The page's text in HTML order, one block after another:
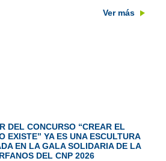
Ver más
DEL CONCURSO “CREAR EL
EXISTE” YA ES UNA ESCULTURA
EN LA GALA SOLIDARIA DE LA
DEL CNP 2026